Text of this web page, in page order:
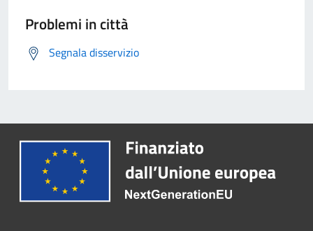
Problemi in città
Segnala disservizio